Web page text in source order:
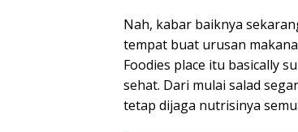
Nah, kabar baiknya
tempat buat urusan
Foodies place itu basically
sehat. Dari mulai salad
tetap dijaga nutrisinya